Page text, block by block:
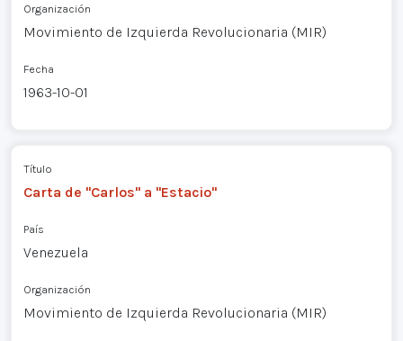
Organización
Movimiento de Izquierda Revolucionaria (MIR)
Fecha
1963-10-01
Título
Carta de "Carlos" a "Estacio"
País
Venezuela
Organización
Movimiento de Izquierda Revolucionaria (MIR)